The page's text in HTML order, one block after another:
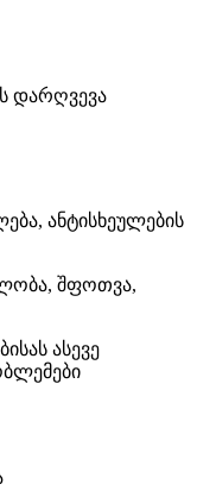
დარღვევა
ანტისხეულების
შფოთვა,
ასევე